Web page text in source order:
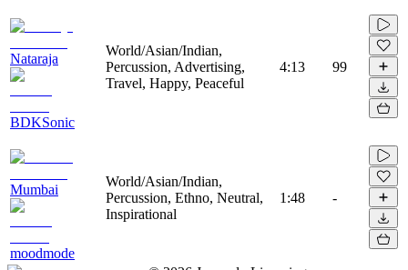
Nataraja
BDKSonic
World/Asian/Indian,
Percussion, Advertising,
Travel, Happy, Peaceful
4:13 99
Mumbai
moodmode
World/Asian/Indian,
Percussion, Ethno, Neutral,
Inspirational
1:48 -